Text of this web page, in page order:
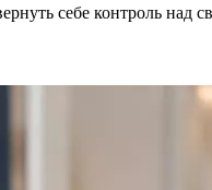
себе контроль над